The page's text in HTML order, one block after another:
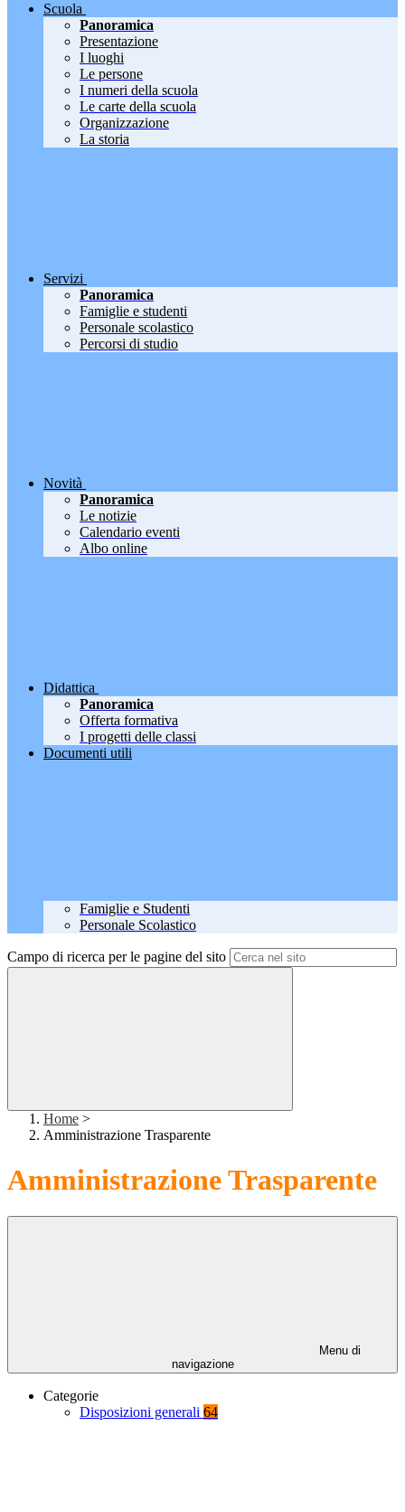
Scuola
Panoramica
Presentazione
I luoghi
Le persone
I numeri della scuola
Le carte della scuola
Organizzazione
La storia
Servizi
Panoramica
Famiglie e studenti
Personale scolastico
Percorsi di studio
Novità
Panoramica
Le notizie
Calendario eventi
Albo online
Didattica
Panoramica
Offerta formativa
I progetti delle classi
Documenti utili
Famiglie e Studenti
Personale Scolastico
Campo di ricerca per le pagine del sito
Home >
Amministrazione Trasparente
Amministrazione Trasparente
Menu di
navigazione
Categorie
Disposizioni generali 64